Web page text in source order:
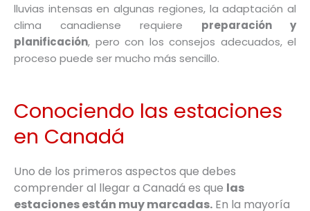
lluvias intensas en algunas regiones, la adaptación al
clima canadiense requiere preparación y
planificación, pero con los consejos adecuados, el
proceso puede ser mucho más sencillo.
Conociendo las estaciones
en Canadá
Uno de los primeros aspectos que debes
comprender al llegar a Canadá es que las
estaciones están muy marcadas. En la mayoría